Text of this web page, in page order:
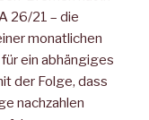
26/21 – die
monatlichen
ein abhängiges
der Folge, dass
nachzahlen